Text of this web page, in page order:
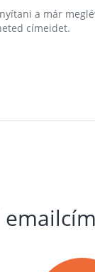
a már
címeidet.